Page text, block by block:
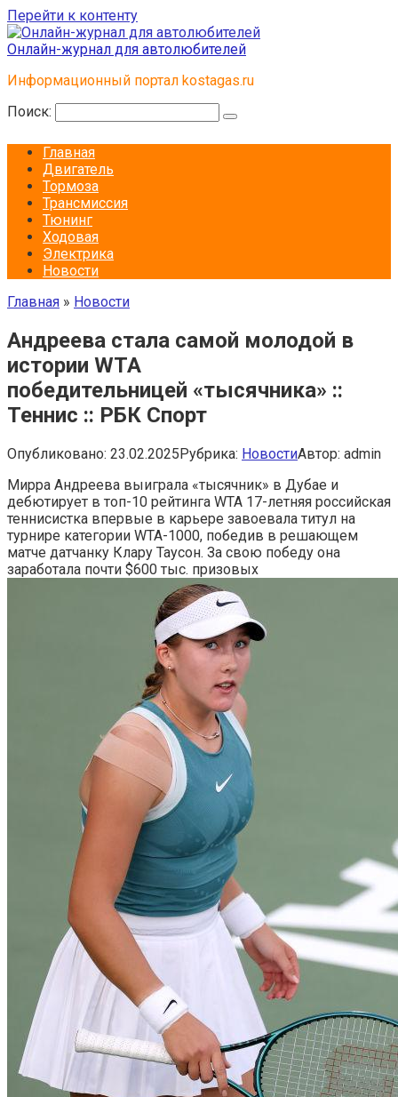
Перейти к контенту
Онлайн-журнал для автолюбителей
Информационный портал kostagas.ru
Поиск:
Главная
Двигатель
Тормоза
Трансмиссия
Тюнинг
Ходовая
Электрика
Новости
Главная » Новости
Андреева стала самой молодой в
истории WTA
победительницей «тысячника» ::
Теннис :: РБК Спорт
Опубликовано: 23.02.2025Рубрика: НовостиАвтор: admin
Мирра Андреева выиграла «тысячник» в Дубае и
дебютирует в топ-10 рейтинга WTA 17-летняя российская
теннисистка впервые в карьере завоевала титул на
турнире категории WTA-1000, победив в решающем
матче датчанку Клару Таусон. За свою победу она
заработала почти $600 тыс. призовых